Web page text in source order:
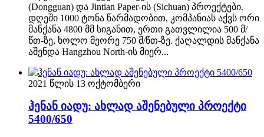
(Dongguan) და Jintian Paper-ის (Sichuan) პროექტები.
დღეში 1000 ტონა წარმადობით, კომპანიას აქვს ორი
მანქანა 4800 მმ სიგანით, ერთი გათვლილია 500 მ/
წთ-ზე, ხოლო მეორე 750 მ/წთ-ზე. ქაღალდის მანქანა
აშენდა Hangzhou North-ის მიერ...
2021 წლის 13 ოქტომბერი
ჰენან იადუ: ახლად აშენებული პროექტი
5400/650